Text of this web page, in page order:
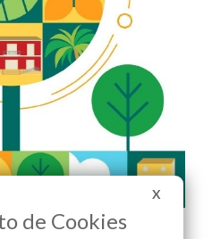
X
de Cookies